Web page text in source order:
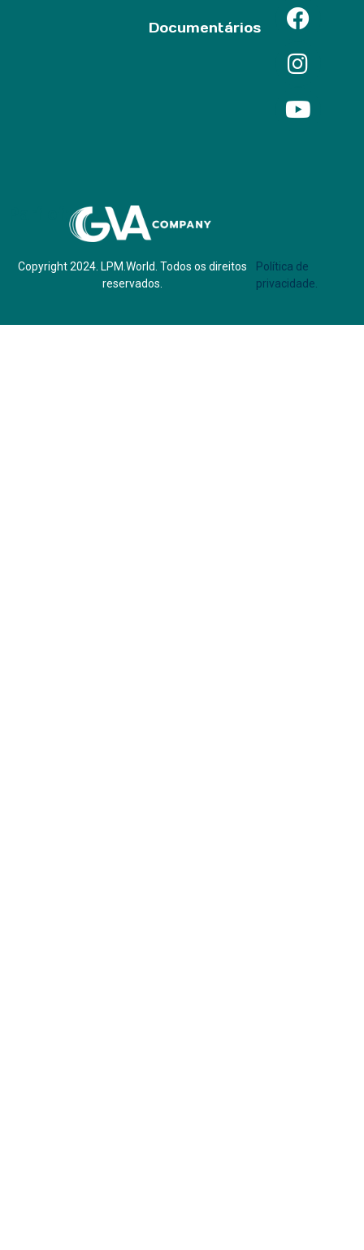
Documentários
Copyright 2024. LPM.World. Todos os direitos
reservados.
Política de
privacidade.